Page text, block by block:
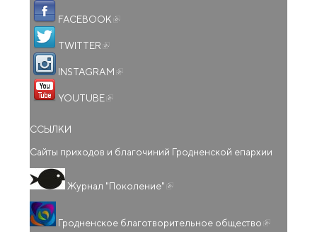
FACEBOOK
TWITTER
INSTAGRAM
YOUTUBE
ССЫЛКИ
Сайты приходов и благочиний Гродненской епархии
Журнал "Поколение"
Гродненское благотворительное общество ссылка)